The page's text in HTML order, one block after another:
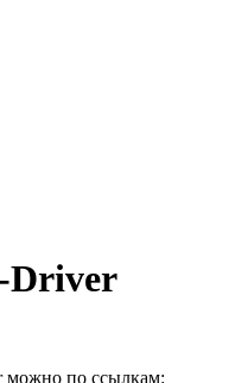
Driver
можно по ссылкам: